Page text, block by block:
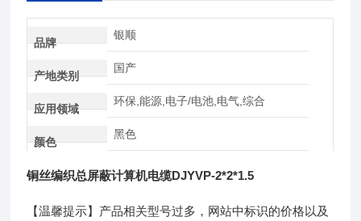
品牌
银顺
产地类别
国产
应用领域
环保,能源,电子/电池,电气,综合
颜色
黑色
铜丝编织总屏蔽计算机电缆DJYVP-2*2*1.5
【温馨提示】产品相关型号过多，网站中标识的价格以及